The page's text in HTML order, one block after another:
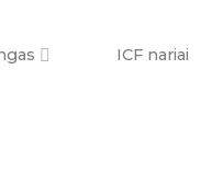
ICF nariai